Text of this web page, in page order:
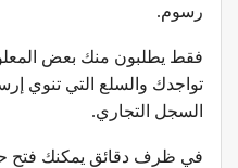
رسوم.
فقط يطلبون منك بعض
تواجدك والسلع التي تنوي
السجل التجاري.
في ظرف دقائق يمكنك فتح